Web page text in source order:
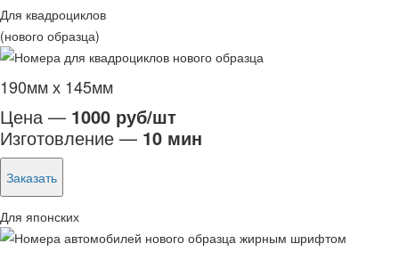
Для квадроциклов
(нового образца)
190мм х 145мм
Цена — 1000 руб/шт
Изготовление — 10 мин
Заказать
Для японских